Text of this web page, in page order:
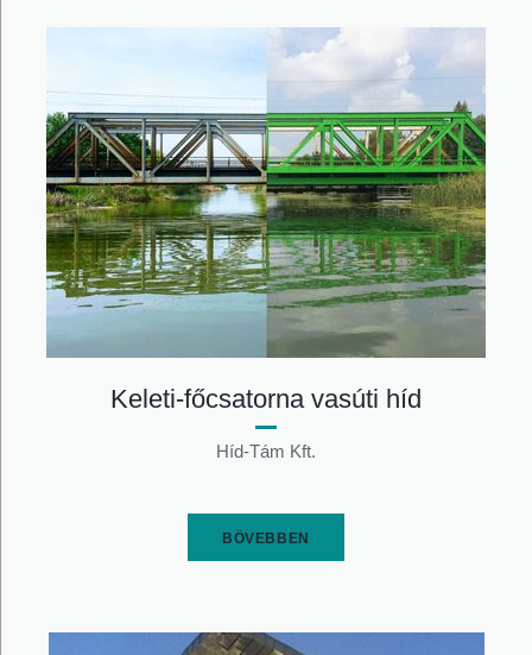
Keleti-főcsatorna vasúti híd
Híd-Tám Kft.
BŐVEBBEN